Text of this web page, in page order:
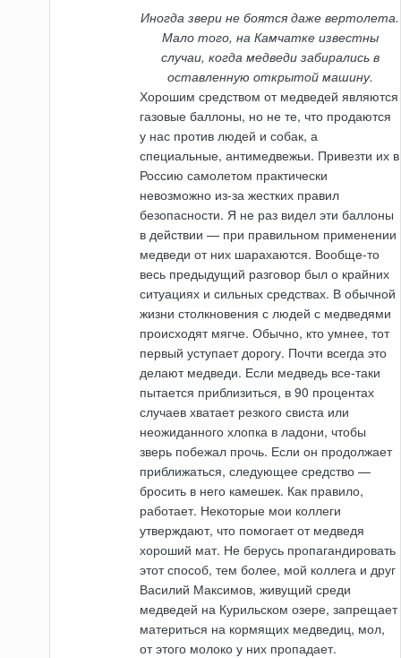
Иногда звери не боятся даже вертолета.
Мало того, на Камчатке известны
случаи, когда медведи забирались в
оставленную открытой машину.
Хорошим средством от медведей являются
газовые баллоны, но не те, что продаются
у нас против людей и собак, а
специальные, антимедвежьи. Привезти их в
Россию самолетом практически
невозможно из-за жестких правил
безопасности. Я не раз видел эти баллоны
в действии — при правильном применении
медведи от них шарахаются. Вообще-то
весь предыдущий разговор был о крайних
ситуациях и сильных средствах. В обычной
жизни столкновения с людей с медведями
происходят мягче. Обычно, кто умнее, тот
первый уступает дорогу. Почти всегда это
делают медведи. Если медведь все-таки
пытается приблизиться, в 90 процентах
случаев хватает резкого свиста или
неожиданного хлопка в ладони, чтобы
зверь побежал прочь. Если он продолжает
приближаться, следующее средство —
бросить в него камешек. Как правило,
работает. Некоторые мои коллеги
утверждают, что помогает от медведя
хороший мат. Не берусь пропагандировать
этот способ, тем более, мой коллега и друг
Василий Максимов, живущий среди
медведей на Курильском озере, запрещает
материться на кормящих медведиц, мол,
от этого молоко у них пропадает.